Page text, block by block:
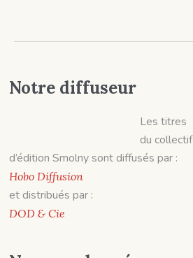
Notre diffuseur
Les titres
du collectif
d’édition Smolny sont diffusés par :
Hobo Diffusion
et distribués par :
DOD & Cie